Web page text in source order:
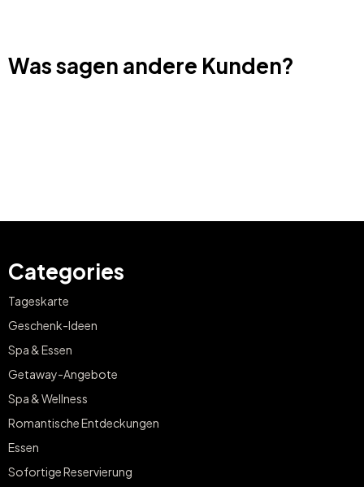
Was sagen andere Kunden?
Categories
Tageskarte
Geschenk-Ideen
Spa & Essen
Getaway-Angebote
Spa & Wellness
Romantische Entdeckungen
Essen
Sofortige Reservierung